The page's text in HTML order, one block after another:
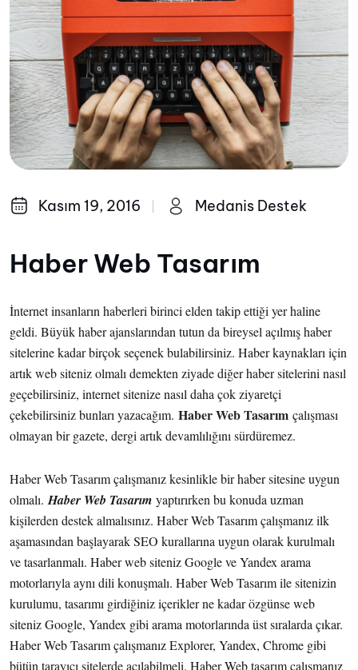
Kasım 19, 2016 Medanis Destek
Haber Web Tasarım
İnternet insanların haberleri birinci elden takip ettiği yer haline
geldi. Büyük haber ajanslarından tutun da bireysel açılmış haber
sitelerine kadar birçok seçenek bulabilirsiniz. Haber kaynakları için
artık web siteniz olmalı demekten ziyade diğer haber sitelerini nasıl
geçebilirsiniz, internet sitenize nasıl daha çok ziyaretçi
çekebilirsiniz bunları yazacağım. Haber Web Tasarım çalışması
olmayan bir gazete, dergi artık devamlılığını sürdüremez.
Haber Web Tasarım çalışmanız kesinlikle bir haber sitesine uygun
olmalı. Haber Web Tasarım yaptırırken bu konuda uzman
kişilerden destek almalısınız. Haber Web Tasarım çalışmanız ilk
aşamasından başlayarak SEO kurallarına uygun olarak kurulmalı
ve tasarlanmalı. Haber web siteniz Google ve Yandex arama
motorlarıyla aynı dili konuşmalı. Haber Web Tasarım ile sitenizin
kurulumu, tasarımı girdiğiniz içerikler ne kadar özgünse web
siteniz Google, Yandex gibi arama motorlarında üst sıralarda çıkar.
Haber Web Tasarım çalışmanız Explorer, Yandex, Chrome gibi
bütün tarayıcı sitelerde açılabilmeli. Haber Web tasarım çalışmanız